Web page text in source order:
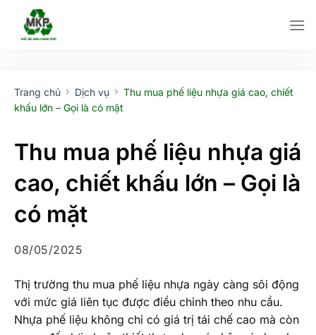
Trang chủ Dịch vụ
Thu mua phế liệu nhựa giá cao, chiết
khấu lớn – Gọi là có mặt
Thu mua phế liệu nhựa giá
cao, chiết khấu lớn – Gọi là
có mặt
08/05/2025
Thị trường thu mua phế liệu nhựa ngày càng sôi động
với mức giá liên tục được điều chỉnh theo nhu cầu.
Nhựa phế liệu không chỉ có giá trị tái chế cao mà còn